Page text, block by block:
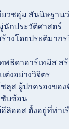
วชอุ่ม สันนิษฐาน
นักประวัติศาสตร์
างโดยประติมาก
ธิดาอาร์เทมิส ส
งอย่างวิจิตร
ส ผู้ปกครองของ
ซับซ้อน
ลิออส ตั้งอยู่ที่ท่า